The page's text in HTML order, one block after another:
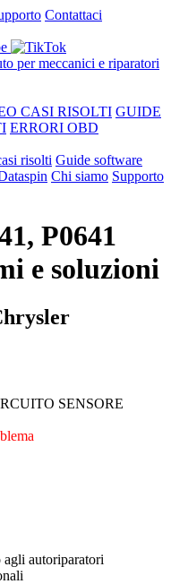
Contattaci
CASI RISOLTI GUIDE
ERRORI OBD
risolti Guide software
Chi siamo Supporto
P0641
e soluzioni
SENSORE
autoriparatori